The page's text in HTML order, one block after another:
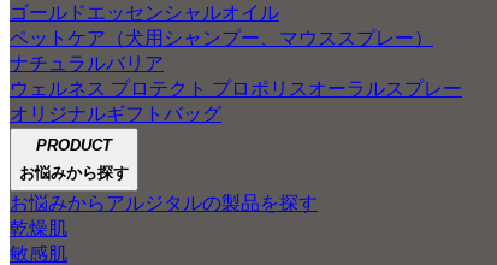
ゴールドエッセンシャルオイル
ペットケア（犬用シャンプー、マウススプレー）
ナチュラルバリア
ウェルネス プロテクト プロポリスオーラルスプレー
オリジナルギフトバッグ
PRODUCT
お悩みから探す
お悩みからアルジタルの製品を探す
乾燥肌
敏感肌